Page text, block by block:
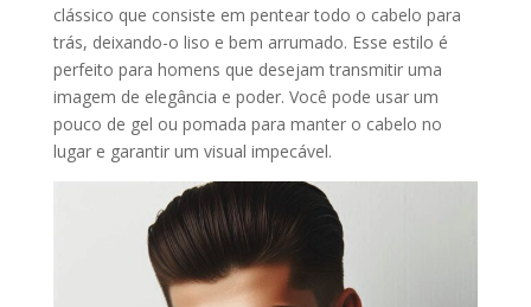
clássico que consiste em pentear todo o cabelo para
trás, deixando-o liso e bem arrumado. Esse estilo é
perfeito para homens que desejam transmitir uma
imagem de elegância e poder. Você pode usar um
pouco de gel ou pomada para manter o cabelo no
lugar e garantir um visual impecável.